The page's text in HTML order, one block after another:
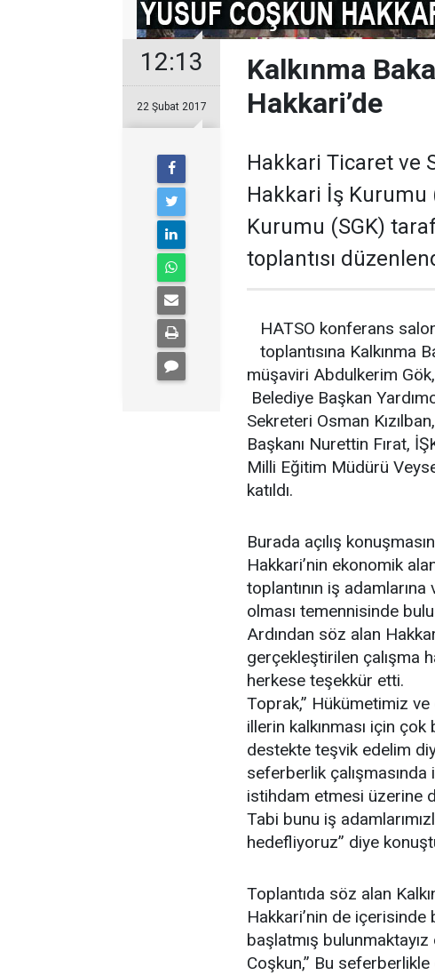
12:13
22 Şubat 2017
Kalkınma
Hakkari’de
Hakkari Ticaret ve
Hakkari İş Kurumu
Kurumu (SGK)
toplantısı
HATSO konferans
toplantısına Kalkınma
müşaviri Abdulkerim
Belediye Başkan
Sekreteri Osman
Başkanı Nurettin Fırat,
Milli Eğitim Müdürü
katıldı.
Burada açılış
Hakkari’nin ekonomik
toplantının iş
olması temennisinde
Ardından söz alan
gerçekleştirilen çalışma
herkese teşekkür etti.
Toprak,” Hükümetimiz
illerin kalkınması için
destekte teşvik edelim
seferberlik çalışmasında
istihdam etmesi üzerine
Tabi bunu iş
hedefliyoruz” diye
Toplantıda söz alan
Hakkari’nin de
başlatmış bulunmaktayız
Coşkun,” Bu